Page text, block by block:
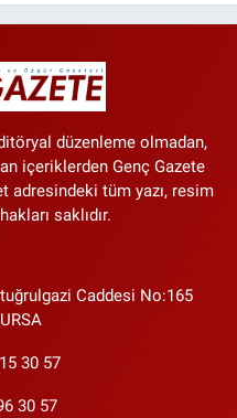
düzenleme olmadan,
içeriklerden Genç Gazete
adresindeki tüm yazı, resim
saklıdır.
Caddesi No:165
30 57
30 57